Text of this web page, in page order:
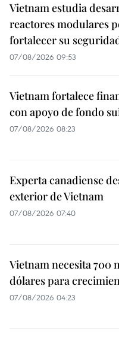
Vietnam estudia
reactores modulares
fortalecer su
07/08/2026 09:53
Vietnam fortalece
con apoyo de fondo
07/08/2026 08:23
Experta canadiense
exterior de Vietnam
07/08/2026 07:40
Vietnam necesita 700
dólares para
07/08/2026 04:23